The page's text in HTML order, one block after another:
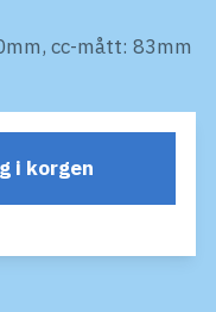
cc-mått: 83mm
i korgen